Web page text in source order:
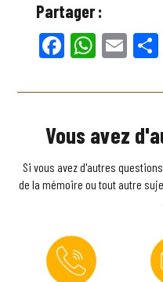
Partager :
Facebook
Email
Vous avez
Si vous avez d'autres
de la mémoire ou tout autre